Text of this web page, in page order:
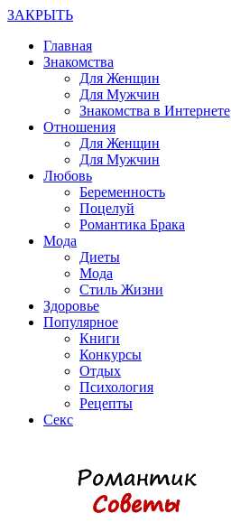
ЗАКРЫТЬ
Главная
Знакомства
Для Женщин
Для Мужчин
Знакомства в Интернете
Отношения
Для Женщин
Для Мужчин
Любовь
Беременность
Поцелуй
Романтика Брака
Мода
Диеты
Мода
Стиль Жизни
Здоровье
Популярное
Книги
Конкурсы
Отдых
Психология
Рецепты
Секс